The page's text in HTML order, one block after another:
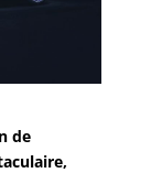
de